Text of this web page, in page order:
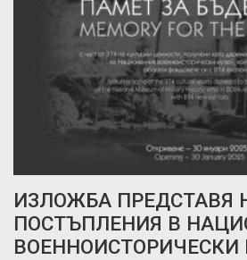
ИЗЛОЖБА ПРЕДСТАВЯ
ПОСТЪПЛЕНИЯ В
ВОЕННОИСТОРИЧЕСКИ